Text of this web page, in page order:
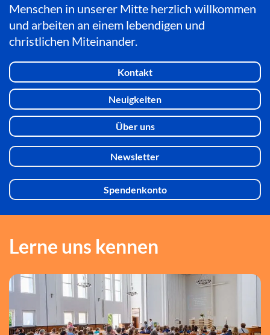
Menschen in unserer Mitte herzlich willkommen
und arbeiten an einem lebendigen und
christlichen Miteinander.
Kontakt
Neuigkeiten
Über uns
Newsletter
Spendenkonto
Lerne uns kennen